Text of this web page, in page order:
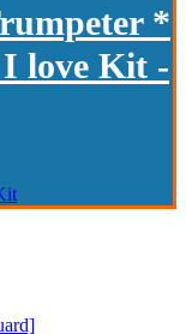
*
love Kit -